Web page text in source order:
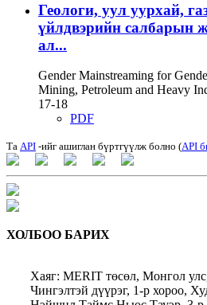
Геологи, уул уурхай,
үйлдвэрийн салбарын
ал...
Gender Mainstreaming for
Mining, Petroleum and Heavy
17-18
PDF
Та API -ийг ашиглан бүртгүүлж болно (API
ХОЛБОО БАРИХ
Хаяг: MERIT төсөл, Монгол
Чингэлтэй дүүрэг, 1-р хороо,